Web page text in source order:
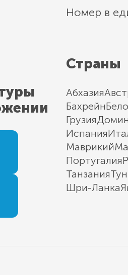
Номер в
Страны
Абхазия
Бахрейн
Грузия
Испания
Маврикий
Португалия
Танзания
Шри-Ланка